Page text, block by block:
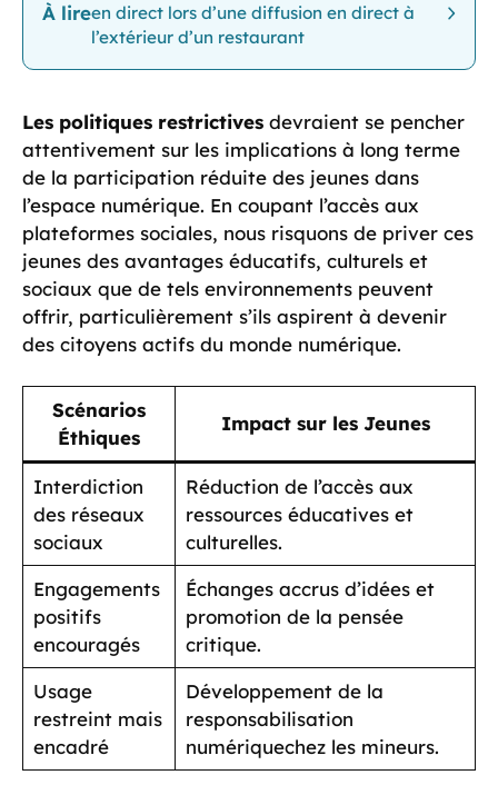
À lireen direct lors d’une diffusion en direct à
l’extérieur d’un restaurant
Les politiques restrictives devraient se pencher
attentivement sur les implications à long terme
de la participation réduite des jeunes dans
l’espace numérique. En coupant l’accès aux
plateformes sociales, nous risquons de priver ces
jeunes des avantages éducatifs, culturels et
sociaux que de tels environnements peuvent
offrir, particulièrement s’ils aspirent à devenir
des citoyens actifs du monde numérique.
Scénarios
Éthiques
Impact sur les Jeunes
Interdiction
des réseaux
sociaux
Réduction de l’accès aux
ressources éducatives et
culturelles.
Engagements
positifs
encouragés
Échanges accrus d’idées et
promotion de la pensée
critique.
Usage
restreint mais
encadré
Développement de la
responsabilisation
numériquechez les mineurs.